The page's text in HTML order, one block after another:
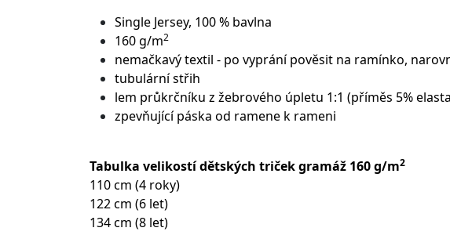
Single Jersey, 100 % bavlna
160 g/m2
nemačkavý textil - po vyprání pověsit na ramínko,
tubulární střih
lem průkrčníku z žebrového úpletu 1:1 (příměs 5%
zpevňující páska od ramene k rameni
Tabulka velikostí dětských triček gramáž 160 g/m2
110 cm (4 roky)
122 cm (6 let)
134 cm (8 let)